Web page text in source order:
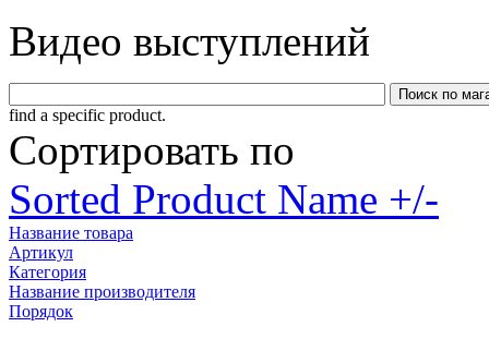
Видео выступлений
find a specific product.
Сортировать по
Sorted Product Name +/-
Название товара
Артикул
Категория
Название производителя
Порядок